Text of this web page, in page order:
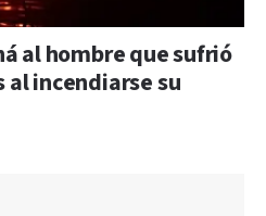
al hombre que sufrió
al incendiarse su